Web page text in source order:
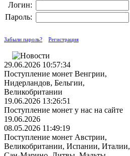
Логин:
Пароль:
Забыли пароль? Регистрация
29.06.2026 10:57:34
Поступление монет Венгрии,
Нидерландов, Бельгии,
Великобритании
19.06.2026 13:26:51
Поступление монет у нас на сайте
19.06.2026
08.05.2026 11:49:19
Поступление монет Австрии,
Великобритании, Испании, Италии,